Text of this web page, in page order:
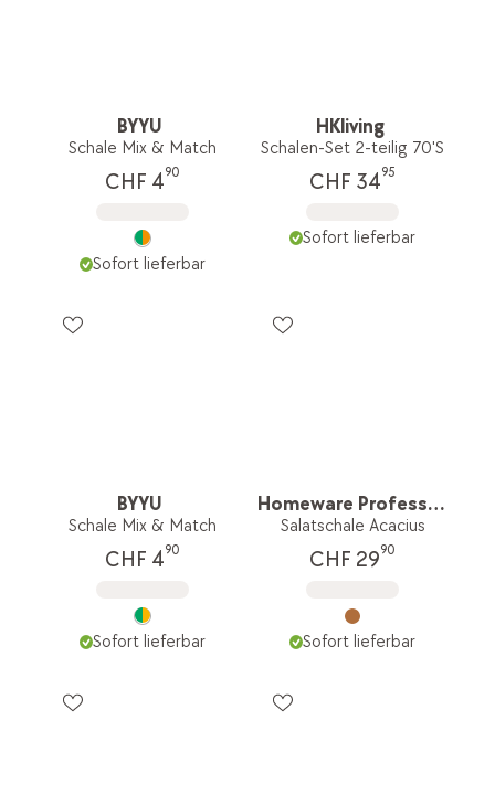
BYYU
Schale Mix & Match
CHF 490
Sofort lieferbar
HKliving
Schalen-Set 2-teilig 70'S
CHF 3495
Sofort lieferbar
BYYU
Schale Mix & Match
CHF 490
Sofort lieferbar
Homeware Professional
Salatschale Acacius
CHF 2990
Sofort lieferbar